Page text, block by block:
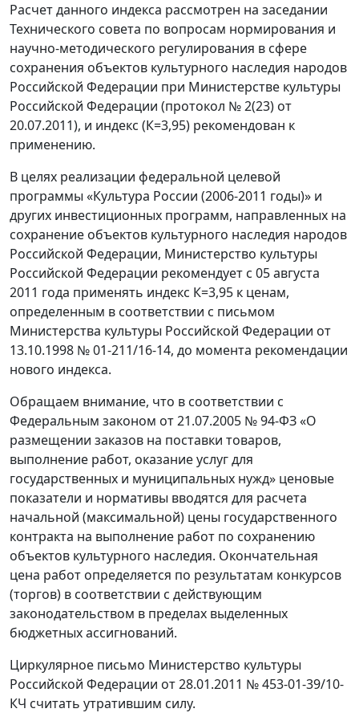
Расчет данного индекса рассмотрен на заседании
Технического совета по вопросам нормирования и
научно-методического регулирования в сфере
сохранения объектов культурного наследия народов
Российской Федерации при Министерстве культуры
Российской Федерации (протокол № 2(23) от
20.07.2011), и индекс (К=3,95) рекомендован к
применению.
В целях реализации федеральной целевой
программы «Культура России (2006-2011 годы)» и
других инвестиционных программ, направленных на
сохранение объектов культурного наследия народов
Российской Федерации, Министерство культуры
Российской Федерации рекомендует с 05 августа
2011 года применять индекс К=3,95 к ценам,
определенным в соответствии с письмом
Министерства культуры Российской Федерации от
13.10.1998 № 01-211/16-14, до момента рекомендации
нового индекса.
Обращаем внимание, что в соответствии с
Федеральным законом от 21.07.2005 № 94-ФЗ «О
размещении заказов на поставки товаров,
выполнение работ, оказание услуг для
государственных и муниципальных нужд» ценовые
показатели и нормативы вводятся для расчета
начальной (максимальной) цены государственного
контракта на выполнение работ по сохранению
объектов культурного наследия. Окончательная
цена работ определяется по результатам конкурсов
(торгов) в соответствии с действующим
законодательством в пределах выделенных
бюджетных ассигнований.
Циркулярное письмо Министерство культуры
Российской Федерации от 28.01.2011 № 453-01-39/10-
КЧ считать утратившим силу.